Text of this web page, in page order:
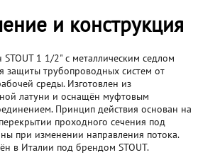
и конструкция
1 1/2" с металлическим седлом
защиты трубопроводных систем от
среды. Изготовлен из
латуни и оснащён муфтовым
Принцип действия основан на
проходного сечения под
при изменении направления потока.
в Италии под брендом STOUT.